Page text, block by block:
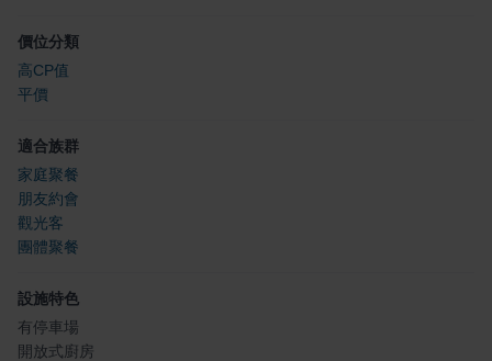
價位分類
高CP值
平價
適合族群
家庭聚餐
朋友約會
觀光客
團體聚餐
設施特色
有停車場
開放式廚房